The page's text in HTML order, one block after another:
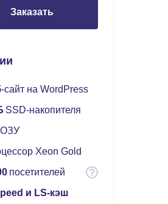
Заказать
сайт на WordPress
SSD-накопителя
ОЗУ
Xeon Gold
посетителей
и LS-кэш